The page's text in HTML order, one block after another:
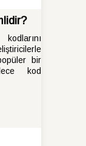
bir
kod